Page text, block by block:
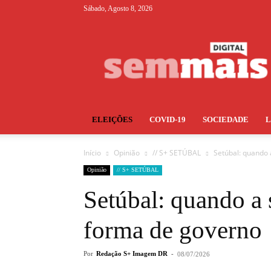
Sábado, Agosto 8, 2026
ELEIÇÕES COVID-19 SOCIEDADE
Início Opinião // S+ SETÚBAL Setúbal:
Opinião // S+ SETÚBAL
Setúbal: quando
forma de governo
Por Redação S+ Imagem DR - 08/07/2026